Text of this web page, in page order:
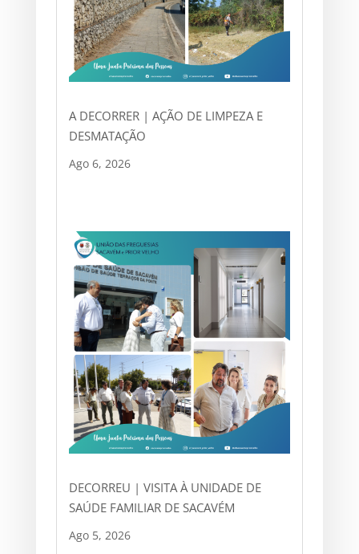
A DECORRER | AÇÃO DE LIMPEZA E
DESMATAÇÃO
Ago 6, 2026
DECORREU | VISITA À UNIDADE DE
SAÚDE FAMILIAR DE SACAVÉM
Ago 5, 2026